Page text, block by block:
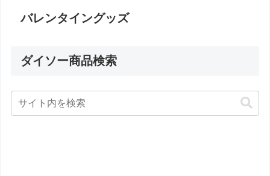
バレンタイングッズ
ダイソー商品検索